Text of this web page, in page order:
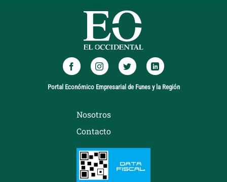
Portal Económico Empresarial de Funes y la Región
Nosotros
Contacto